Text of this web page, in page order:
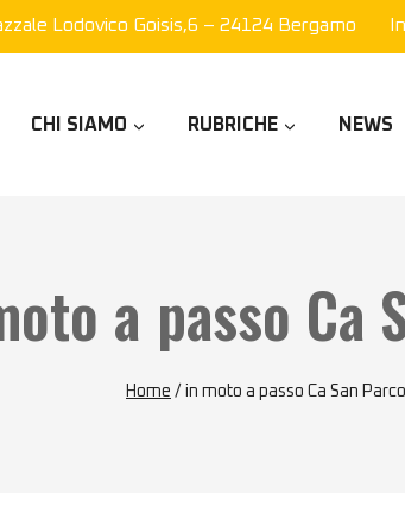
Lodovico Goisis,6 – 24124 Bergamo
CHI SIAMO RUBRICHE NEWS
a passo Ca
Home / in moto a passo Ca San Parco